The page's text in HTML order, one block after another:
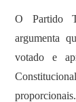
O Partido
argumenta
votado e